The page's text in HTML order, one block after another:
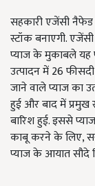
सहकारी एजेंसी
स्टॉक बनाएगी.
प्याज के मुकाबले यह
उत्पादन में 26
जाने वाले प्याज का
हुई और बाद में प्रमुख
बारिश हुई. इससे
काबू करने के लिए,
प्याज के आयात सौदे